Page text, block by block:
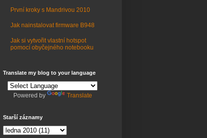
První kroky s Mandrivou 2010
Jak nainstalovat firmware B948
Jak si vytvořit vlastní hotspot
pomocí obyčejného notebooku
Translate my blog to your language
Powered by Translate
Starší záznamy